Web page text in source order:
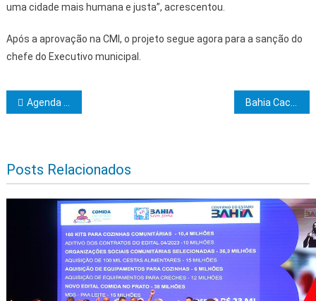
uma cidade mais humana e justa”, acrescentou.
Após a aprovação na CMI, o projeto segue agora para a sanção do
chefe do Executivo municipal.
Navegação de Post
Agenda Maçônica – Novembro/2025
Posts Relacionados